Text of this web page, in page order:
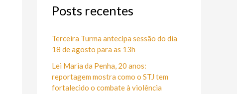
u
s
a
r
p
Posts recentes
Terceira Turma antecipa sessão do dia
18 de agosto para as 13h
Lei Maria da Penha, 20 anos:
reportagem mostra como o STJ tem
fortalecido o combate à violência